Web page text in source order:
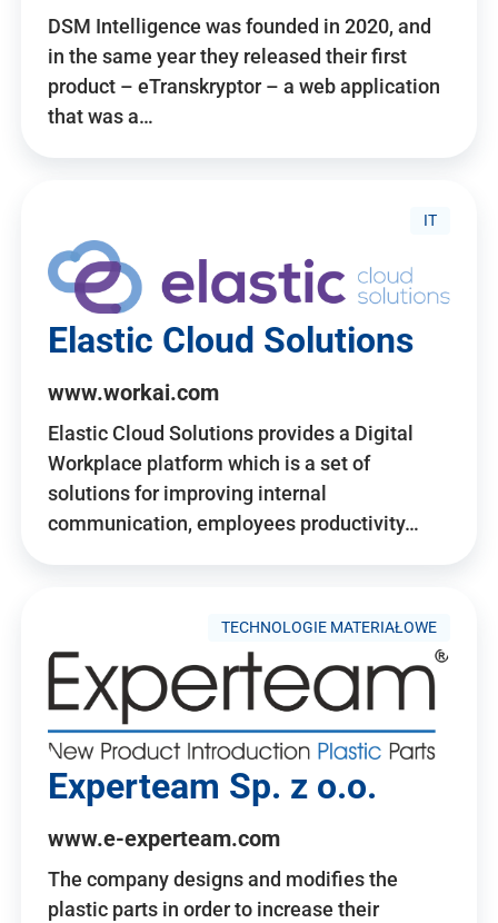
DSM Intelligence was founded in 2020, and
in the same year they released their first
product – eTranskryptor – a web application
that was a…
IT
Elastic Cloud Solutions
www.workai.com
Elastic Cloud Solutions provides a Digital
Workplace platform which is a set of
solutions for improving internal
communication, employees productivity…
TECHNOLOGIE MATERIAŁOWE
Experteam Sp. z o.o.
www.e-experteam.com
The company designs and modifies the
plastic parts in order to increase their